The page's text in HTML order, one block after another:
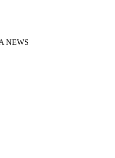
NEWS